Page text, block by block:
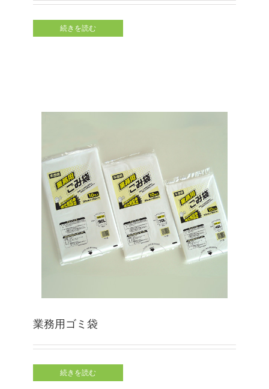
続きを読む
業務用ゴミ袋
続きを読む